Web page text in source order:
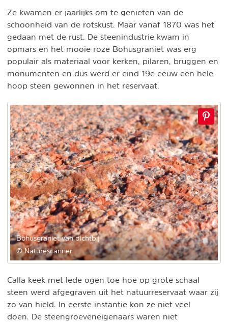
Ze kwamen er jaarlijks om te genieten van de
schoonheid van de rotskust. Maar vanaf 1870 was het
gedaan met de rust. De steenindustrie kwam in
opmars en het mooie roze Bohusgraniet was erg
populair als materiaal voor kerken, pilaren, bruggen en
monumenten en dus werd er eind 19e eeuw een hele
hoop steen gewonnen in het reservaat.
Bohusgraniet van dichtbij
© Naturescanner
Calla keek met lede ogen toe hoe op grote schaal
steen werd afgegraven uit het natuurreservaat waar zij
zo van hield. In eerste instantie kon ze niet veel
doen. De steengroeveneigenaars waren niet